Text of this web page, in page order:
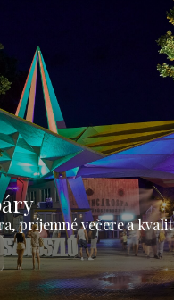
príjemné večere a